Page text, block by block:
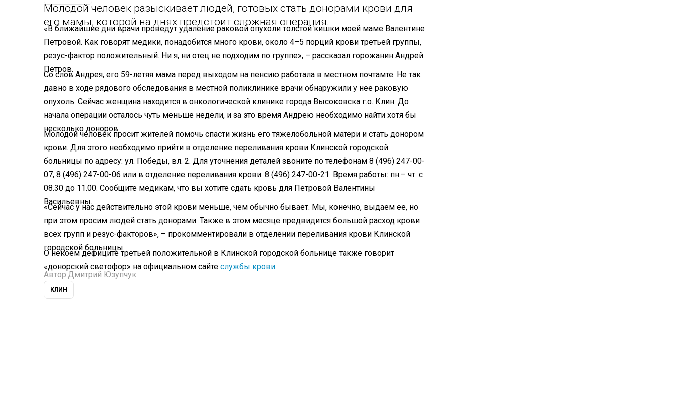
Молодой человек разыскивает людей, готовых стать донорами крови для
его мамы, которой на днях предстоит сложная операция.
«В ближайшие дни врачи проведут удаление раковой опухоли толстой кишки моей маме Валентине
Петровой. Как говорят медики, понадобится много крови, около 4–5 порций крови третьей группы,
резус-фактор положительный. Ни я, ни отец не подходим по группе», – рассказал горожанин Андрей
Петров.
Со слов Андрея, его 59-летяя мама перед выходом на пенсию работала в местном почтамте. Не так
давно в ходе рядового обследования в местной поликлинике врачи обнаружили у нее раковую
опухоль. Сейчас женщина находится в онкологической клинике города Высоковска г.о. Клин. До
начала операции осталось чуть меньше недели, и за это время Андрею необходимо найти хотя бы
несколько доноров.
Молодой человек просит жителей помочь спасти жизнь его тяжелобольной матери и стать донором
крови. Для этого необходимо прийти в отделение переливания крови Клинской городской
больницы по адресу: ул. Победы, вл. 2. Для уточнения деталей звоните по телефонам 8 (496) 247-00-
07, 8 (496) 247-00-06 или в отделение переливания крови: 8 (496) 247-00-21. Время работы: пн.– чт. с
08.30 до 11.00. Сообщите медикам, что вы хотите сдать кровь для Петровой Валентины
Васильевны.
«Сейчас у нас действительно этой крови меньше, чем обычно бывает. Мы, конечно, выдаем ее, но
при этом просим людей стать донорами. Также в этом месяце предвидится большой расход крови
всех групп и резус-факторов», – прокомментировали в отделении переливания крови Клинской
городской больницы.
О некоем дефиците третьей положительной в Клинской городской больнице также говорит
«донорский светофор» на официальном сайте службы крови.
Автор:Дмитрий Юзупчук
КЛИН